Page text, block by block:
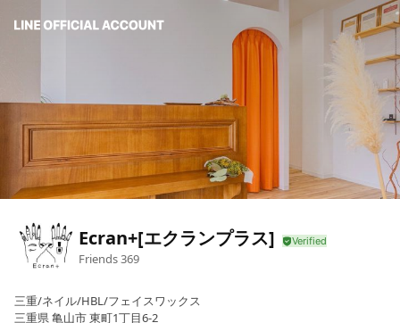
Ecran+[エクランプラス]
Friends369
三重/ネイル/HBL/フェイスワックス
三重県 亀山市 東町1丁目6-2